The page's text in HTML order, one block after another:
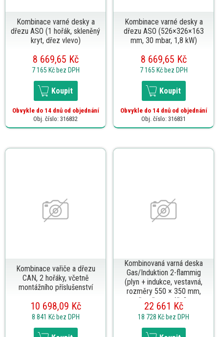
Kombinace varné desky a
dřezu ASO (1 hořák, skleněný
kryt, dřez vlevo)
8 669,65 Kč
7 165 Kč bez DPH
Koupit
Obvykle do 14 dnů od objednání
Obj. číslo: 316832
Kombinace varné desky a
dřezu ASO (526×326×163
mm, 30 mbar, 1,8 kW)
8 669,65 Kč
7 165 Kč bez DPH
Koupit
Obvykle do 14 dnů od objednání
Obj. číslo: 316831
Kombinace vařiče a dřezu
CAN, 2 hořáky, včetně
montážního příslušenství
10 698,09 Kč
8 841 Kč bez DPH
Kombinovaná varná deska
Gas/Induktion 2-flammig
(plyn + indukce, vestavná,
rozměry 550 × 350 mm,
včetně montážního
příslušenství)
22 661 Kč
18 728 Kč bez DPH